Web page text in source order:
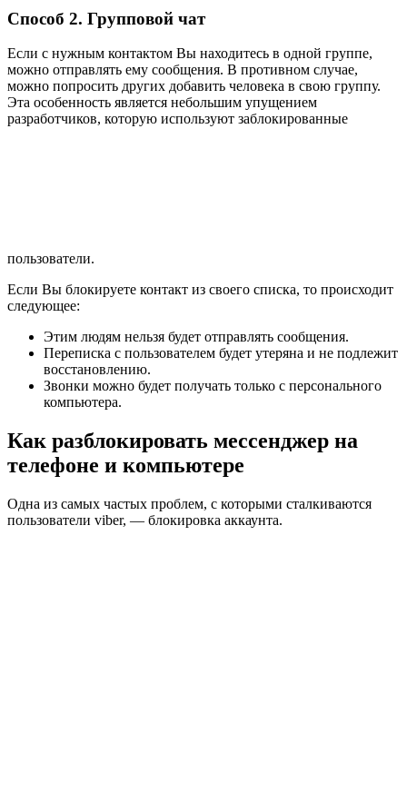
Способ 2. Групповой чат
Если с нужным контактом Вы находитесь в одной группе,
можно отправлять ему сообщения. В противном случае,
можно попросить других добавить человека в свою группу.
Эта особенность является небольшим упущением
разработчиков, которую используют заблокированные
пользователи.
Если Вы блокируете контакт из своего списка, то происходит
следующее:
Этим людям нельзя будет отправлять сообщения.
Переписка с пользователем будет утеряна и не подлежит
восстановлению.
Звонки можно будет получать только с персонального
компьютера.
Как разблокировать мессенджер на
телефоне и компьютере
Одна из самых частых проблем, с которыми сталкиваются
пользователи viber, — блокировка аккаунта.